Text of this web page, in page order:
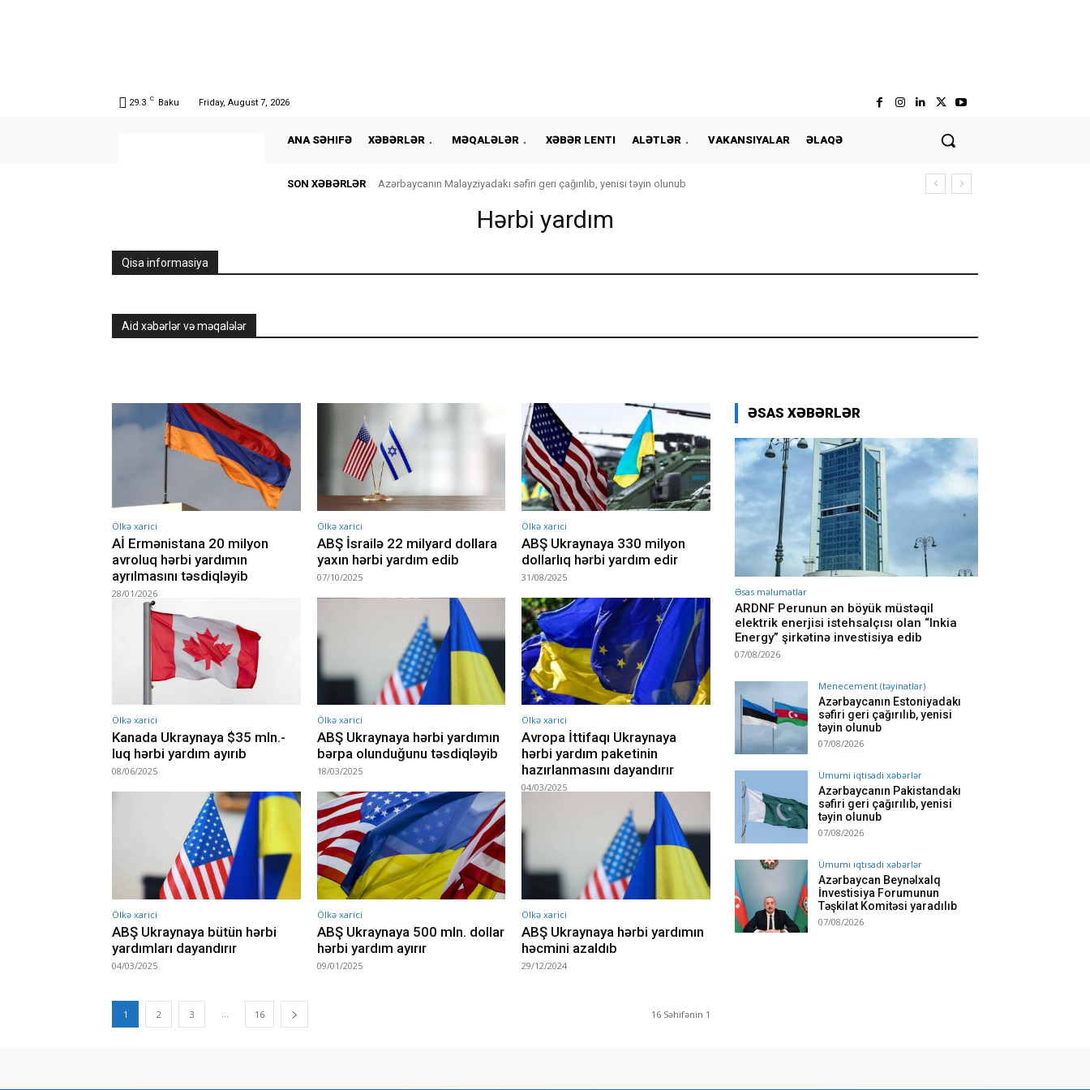
29.3 C Baku Friday, August 7, 2026
ANA SƏHIFƏ XƏBƏRLƏR MƏQALƏLƏR XƏBƏR LENTI ALƏTLƏR VAKANSIYALAR ƏLAQƏ
SON XƏBƏRLƏR Azərbaycanın Malayziyadakı səfiri geri çağırılıb, yenisi təyin olunub
Hərbi yardım
Qisa informasiya
Aid xəbərlər və məqalələr
Ölkə xarici
Aİ Ermənistana 20 milyon
avroluq hərbi yardımın
ayrılmasını təsdiqləyib
28/01/2026
Ölkə xarici
ABŞ İsrailə 22 milyard dollara
yaxın hərbi yardım edib
07/10/2025
Ölkə xarici
ABŞ Ukraynaya 330 milyon
dollarlıq hərbi yardım edir
31/08/2025
Ölkə xarici
Kanada Ukraynaya $35 mln.-
luq hərbi yardım ayırıb
08/06/2025
Ölkə xarici
ABŞ Ukraynaya hərbi yardımın
bərpa olunduğunu təsdiqləyib
18/03/2025
Ölkə xarici
Avropa İttifaqı Ukraynaya
hərbi yardım paketinin
hazırlanmasını dayandırır
04/03/2025
Ölkə xarici
ABŞ Ukraynaya bütün hərbi
yardımları dayandırır
04/03/2025
Ölkə xarici
ABŞ Ukraynaya 500 mln. dollar
hərbi yardım ayırır
09/01/2025
Ölkə xarici
ABŞ Ukraynaya hərbi yardımın
həcmini azaldıb
29/12/2024
1 2 3 16 16 Səhifənin 1
ƏSAS XƏBƏRLƏR
Əsas məlumatlar
ARDNF Perunun ən böyük müstəqil
elektrik enerjisi istehsalçısı olan “Inkia
Energy” şirkətinə investisiya edib
07/08/2026
Menecement (təyinatlar)
Azərbaycanın Estoniyadakı
səfiri geri çağırılıb, yenisi
təyin olunub
07/08/2026
Ümumi iqtisadi xəbərlər
Azərbaycanın Pakistandakı
səfiri geri çağırılıb, yenisi
təyin olunub
07/08/2026
Ümumi iqtisadi xəbərlər
Azərbaycan Beynəlxalq
İnvestisiya Forumunun
Təşkilat Komitəsi yaradılıb
07/08/2026